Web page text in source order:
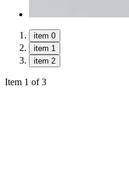
item 0
item 1
item 2
Item 1 of 3